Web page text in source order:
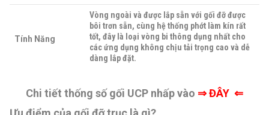
Tính Năng
Vòng ngoài và được lắp sẵn với gối đỡ được
bôi trơn sẵn, cùng hệ thống phớt làm kín rất
tốt, đây là loại vòng bi thông dụng nhất cho
các ứng dụng không chịu tải trọng cao và dễ
dàng lắp đặt.
Chi tiết thống số gối UCP nhấp vào ⇒ĐÂY ⇐